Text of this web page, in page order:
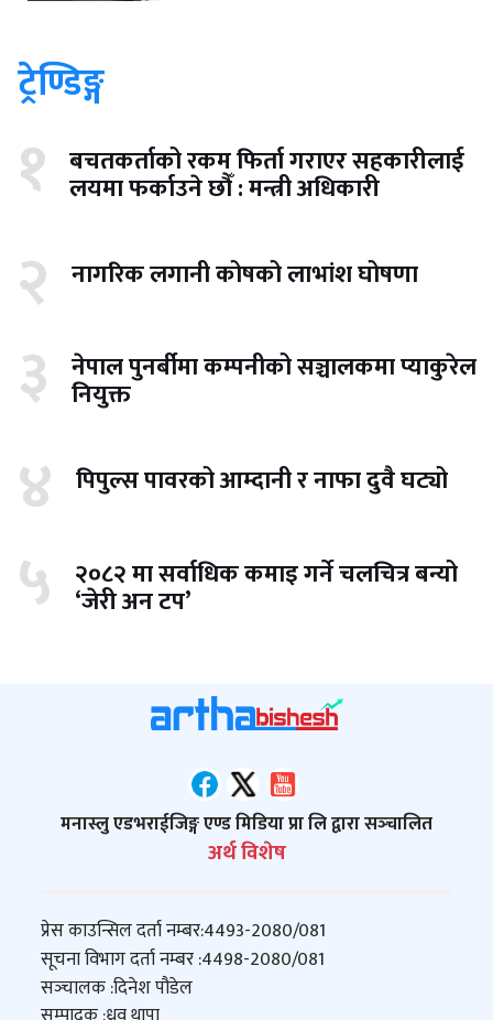
ट्रेण्डिङ्ग
१ बचतकर्ताको रकम फिर्ता गराएर सहकारीलाई
लयमा फर्काउने छौँ : मन्त्री अधिकारी
२ नागरिक लगानी कोषको लाभांश घोषणा
३ नेपाल पुनर्बीमा कम्पनीको सञ्चालकमा प्याकुरेल
नियुक्त
४ पिपुल्स पावरको आम्दानी र नाफा दुवै घट्यो
५ २०८२ मा सर्वाधिक कमाइ गर्ने चलचित्र बन्यो
‘जेरी अन टप’
मनास्लु एडभराईजिङ्ग एण्ड मिडिया प्रा लि द्वारा सञ्‍चालित
अर्थ विशेष
प्रेस काउन्सिल दर्ता नम्बर:4493-2080/081
सूचना विभाग दर्ता नम्बर :4498-2080/081
सञ्‍चालक :दिनेश पौडेल